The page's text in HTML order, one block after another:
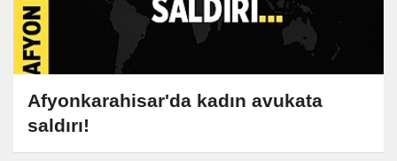
Afyonkarahisar'da kadın avukata
saldırı!